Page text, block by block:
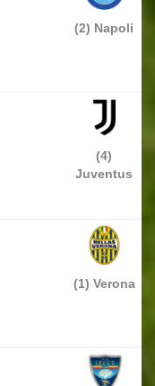
(2) Napoli
(4)
Juventus
(1) Verona